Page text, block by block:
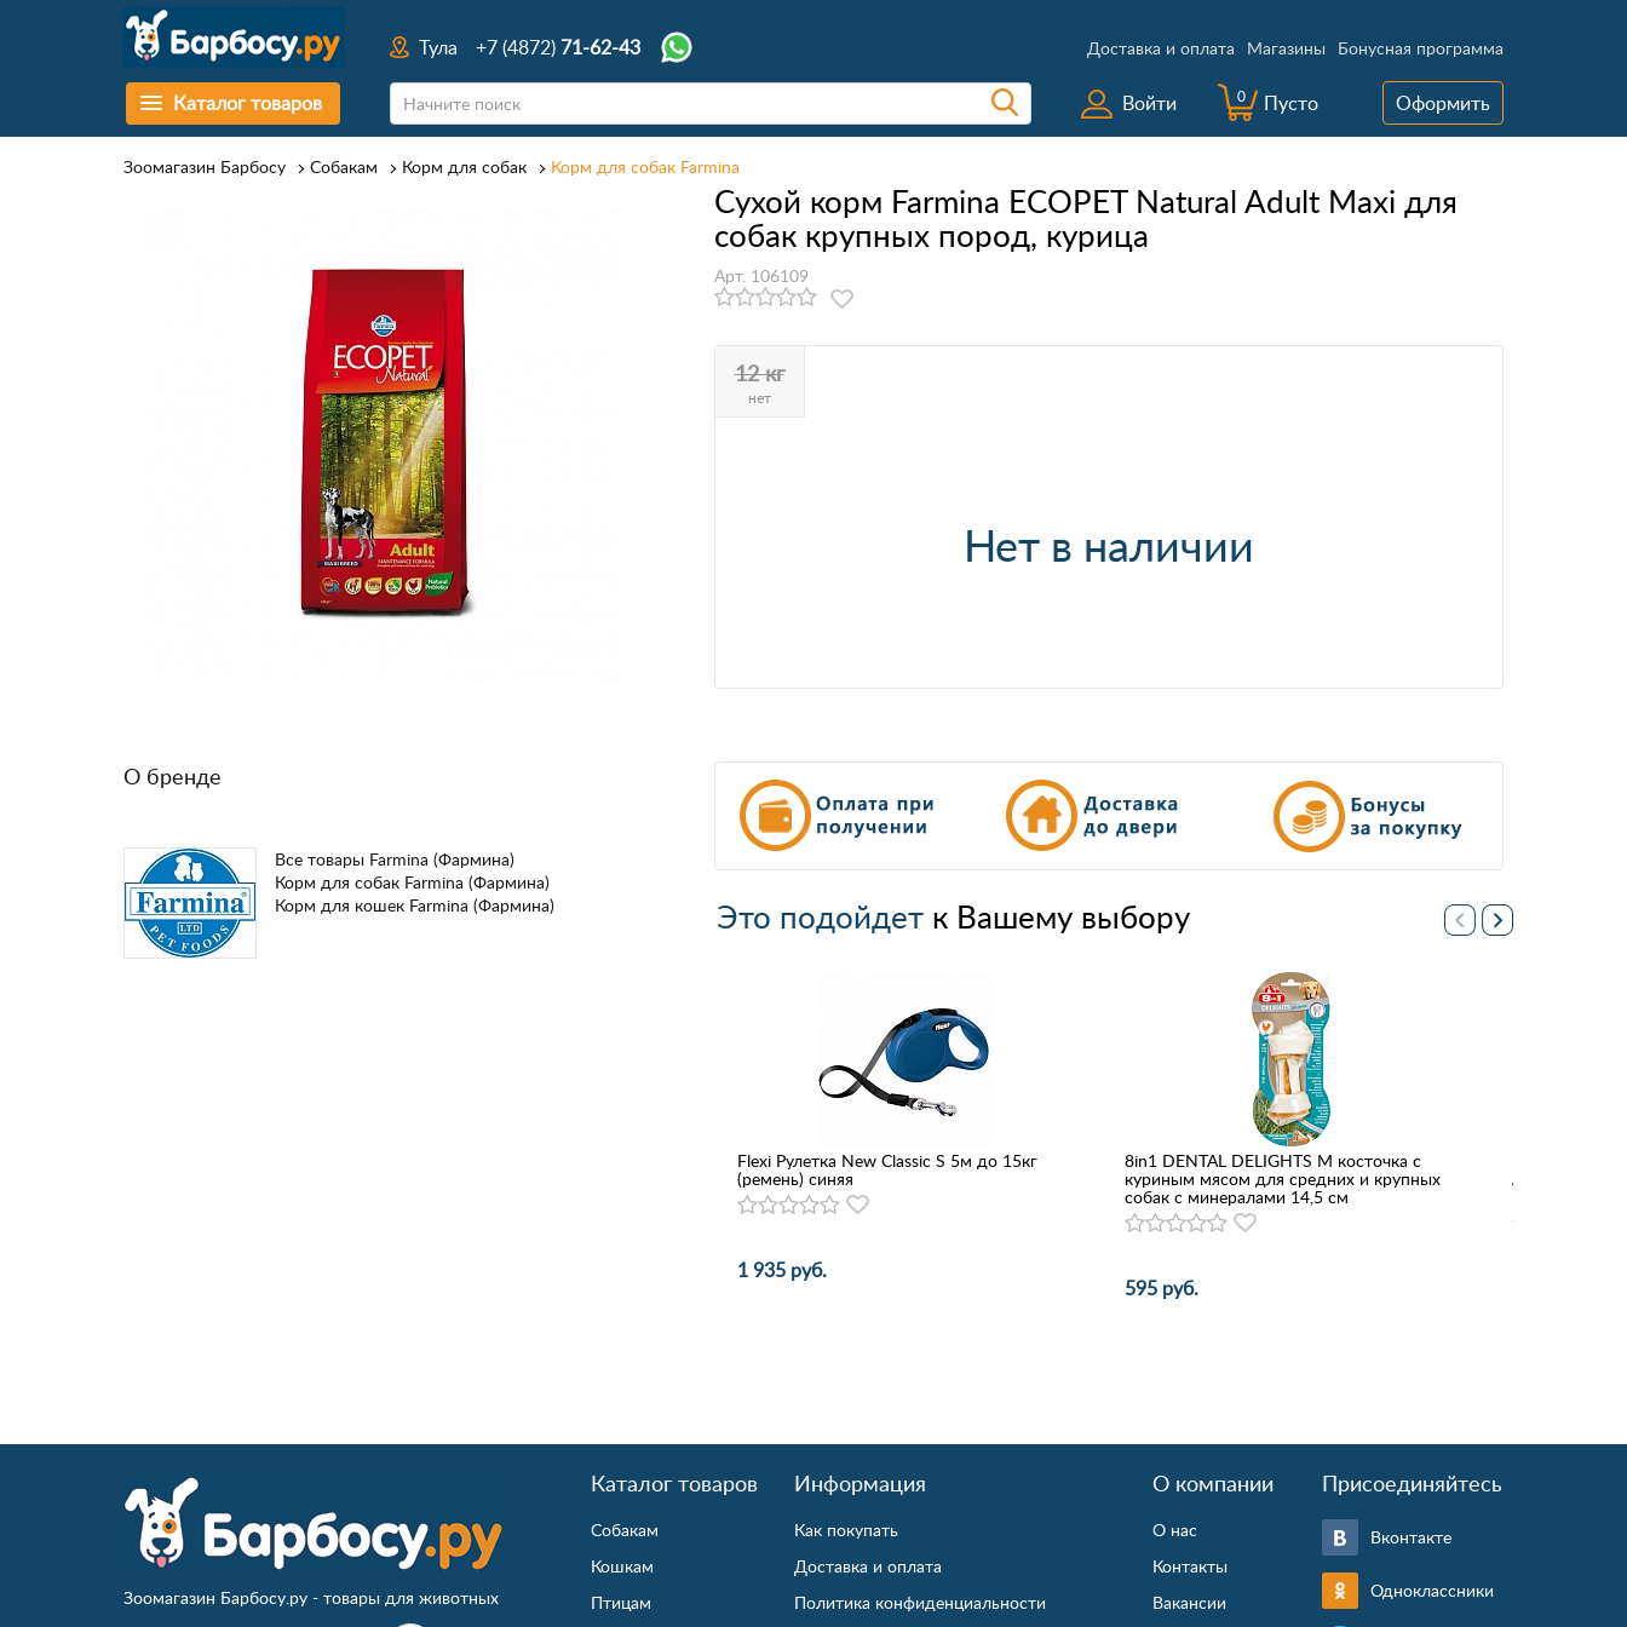
Тула +7 (4872) 71-62-43 Доставка и оплата Магазины Бонусная программа
Каталог товаров Войти 0 Пусто Оформить
Зоомагазин Барбосу Собакам Корм для собак Корм для собак Farmina
Сухой корм Farmina ECOPET Natural Adult Maxi для
собак крупных пород, курица
Арт. 106109
12 кг
нет
Нет в наличии
О бренде
Все товары Farmina (Фармина)
Корм для собак Farmina (Фармина)
Корм для кошек Farmina (Фармина)
Это подойдетк Вашему выбору
Flexi Рулетка New Classic S 5м до 15кг
(ремень) синяя
1 935 руб.
8in1 DENTAL DELIGHTS M косточка с
куриным мясом для средних и крупных
собак с минералами 14,5 см
595 руб.
Art R&S
Зоомагазин Барбосу.ру - товары для животных
Каталог товаров
Собакам
Кошкам
Птицам
Информация
Как покупать
Доставка и оплата
Политика конфиденциальности
О компании
О нас
Контакты
Вакансии
Присоединяйтесь
Вконтакте
Одноклассники